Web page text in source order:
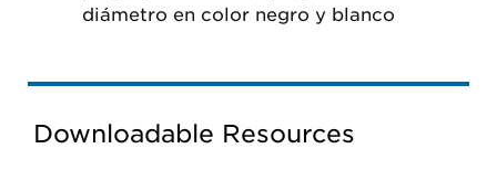
diámetro en color negro y blanco
Downloadable Resources